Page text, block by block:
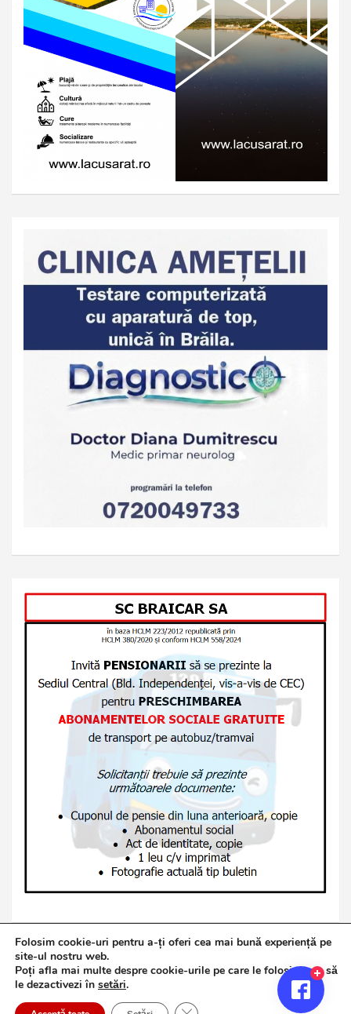
Copyright © 2026Jurnalul de Brăila
Politică de confidențialitate
Theme Horse
Folosim cookie-uri pentru a-ți oferi cea mai bună experiență pe
site-ul nostru web.
Poți afla mai multe despre cookie-urile pe care le folosim sau să
le dezactivezi în setări.
Close GDPR Cookie Banner